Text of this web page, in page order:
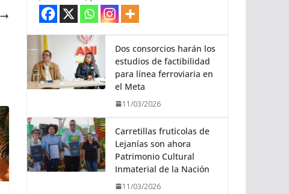
Dos consorcios harán los
estudios de factibilidad
para línea ferroviaria en
el Meta
11/03/2026
Carretillas frutícolas de
Lejanías son ahora
Patrimonio Cultural
Inmaterial de la Nación
11/03/2026